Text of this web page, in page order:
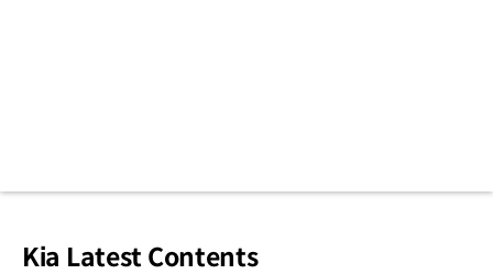
Kia Latest Contents